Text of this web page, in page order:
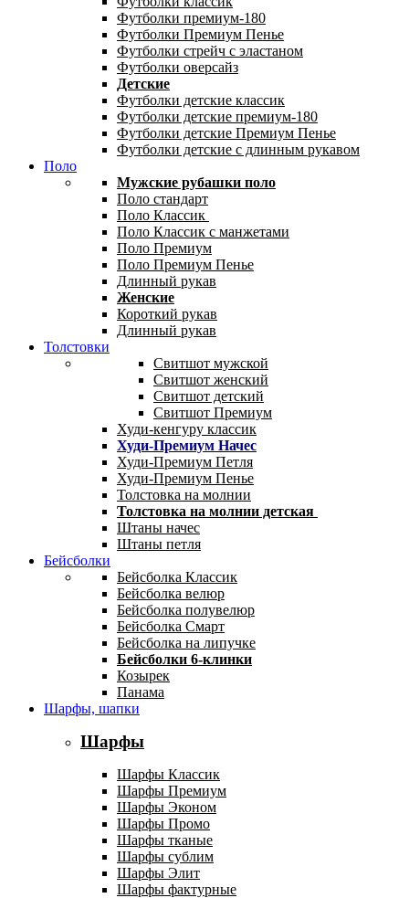
Футболки премиум-180
Футболки Премиум Пенье
Футболки стрейч с эластаном
Футболки оверсайз
Детские
Футболки детские классик
Футболки детские премиум-180
Футболки детские Премиум Пенье
Футболки детские с длинным рукавом
Поло
Мужские рубашки поло
Поло стандарт
Поло Классик
Поло Классик с манжетами
Поло Премиум
Поло Премиум Пенье
Длинный рукав
Женские
Короткий рукав
Длинный рукав
Толстовки
Свитшот мужской
Свитшот женский
Свитшот детский
Свитшот Премиум
Худи-кенгуру классик
Худи-Премиум Начес
Худи-Премиум Петля
Худи-Премиум Пенье
Толстовка на молнии
Толстовка на молнии детская
Штаны начес
Штаны петля
Бейсболки
Бейсболка Классик
Бейсболка велюр
Бейсболка полувелюр
Бейсболка Смарт
Бейсболка на липучке
Бейсболки 6-клинки
Козырек
Панама
Шарфы, шапки
Шарфы
Шарфы Классик
Шарфы Премиум
Шарфы Эконом
Шарфы Промо
Шарфы тканые
Шарфы сублим
Шарфы Элит
Шарфы фактурные